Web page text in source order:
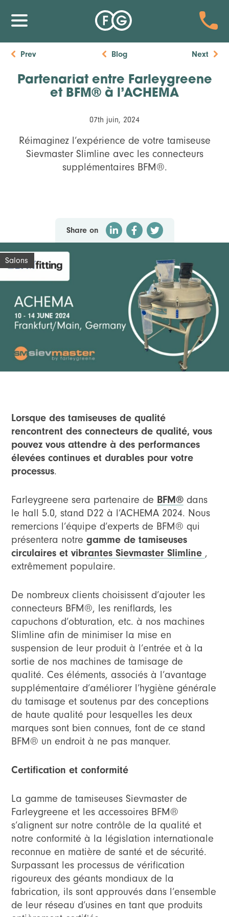
Prev Blog Next
Partenariat entre Farleygreene
et BFM® à l’ACHEMA
07th juin, 2024
Réimaginez l’expérience de votre tamiseuse
Sievmaster Slimline avec les connecteurs
supplémentaires BFM®️.
Share on
Salons
Lorsque des tamiseuses de qualité
rencontrent des connecteurs de qualité, vous
pouvez vous attendre à des performances
élevées continues et durables pour votre
processus.
Farleygreene sera partenaire de BFM®️ dans
le hall 5.0, stand D22 à l’ACHEMA 2024. Nous
remercions l’équipe d’experts de BFM®️ qui
présentera notregamme de tamiseuses
circulaires et vibrantes Sievmaster Slimline ,
extrêmement populaire.
De nombreux clients choisissent d’ajouter les
connecteurs BFM®️, les reniflards, les
capuchons d’obturation, etc. à nos machines
Slimline afin de minimiser la mise en
suspension de leur produit à l’entrée et à la
sortie de nos machines de tamisage de
qualité. Ces éléments, associés à l’avantage
supplémentaire d’améliorer l’hygiène générale
du tamisage et soutenus par des conceptions
de haute qualité pour lesquelles les deux
marques sont bien connues, font de ce stand
BFM®️ un endroit à ne pas manquer.
Certification et conformité
La gamme de tamiseuses Sievmaster de
Farleygreene et les accessoires BFM®️
s’alignent sur notre contrôle de la qualité et
notre conformité à la législation internationale
reconnue en matière de santé et de sécurité.
Surpassant les processus de vérification
rigoureux des géants mondiaux de la
fabrication, ils sont approuvés dans l’ensemble
de leur réseau d’usines en tant que produits